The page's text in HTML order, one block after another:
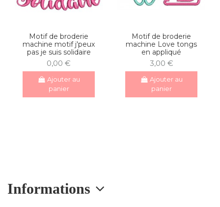
Motif de broderie
machine motif j'peux
pas je suis solidaire
0,00 €
Ajouter au
panier
Motif de broderie
machine Love tongs
en appliqué
3,00 €
Ajouter au
panier
Informations